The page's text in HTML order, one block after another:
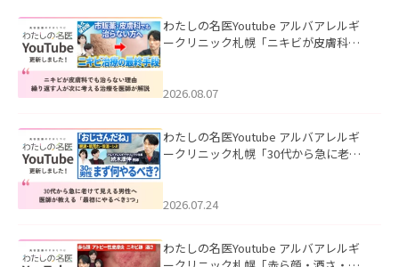
わたしの名医Youtube アルバアレルギ
ークリニック札幌「ニキビが皮膚科で
ました。
2026.08.07
わたしの名医Youtube アルバアレルギ
ークリニック札幌「30代から急に老け
た。
2026.07.24
わたしの名医Youtube アルバアレルギ